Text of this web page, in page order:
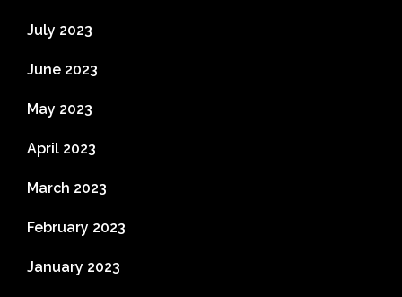
July 2023
June 2023
May 2023
April 2023
March 2023
February 2023
January 2023